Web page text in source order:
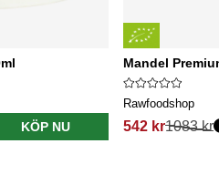
KÖP NU
Mandel
Rawfoodshop
542 kr1083 kr